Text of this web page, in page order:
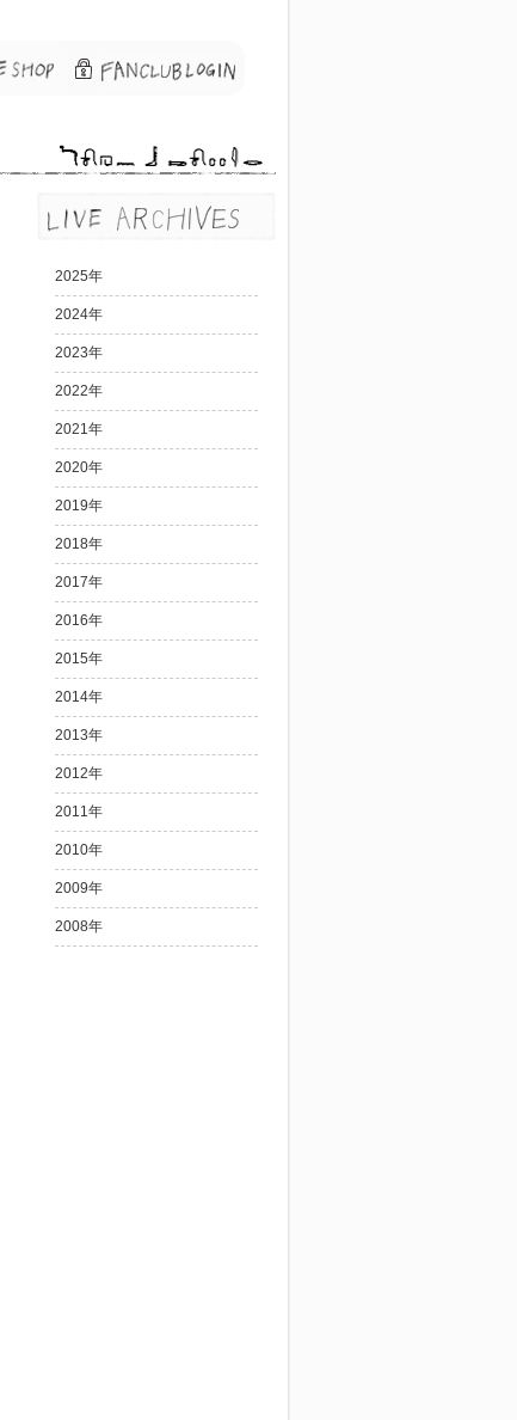
2025年
2024年
2023年
2022年
2021年
2020年
2019年
2018年
2017年
2016年
2015年
2014年
2013年
2012年
2011年
2010年
2009年
2008年